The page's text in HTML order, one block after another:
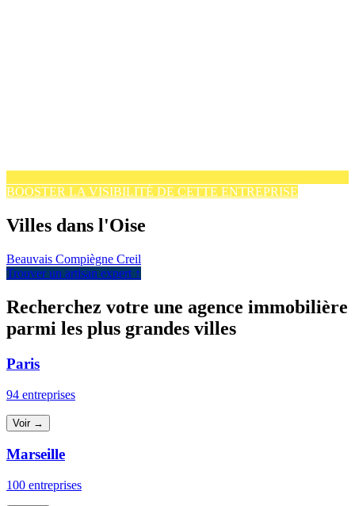
BOOSTER LA VISIBILITÉ DE CETTE ENTREPRISE
Villes dans l'Oise
Beauvais Compiègne Creil
Trouver un artisan expert ↑
Recherchez votre une agence immobilière
parmi les plus grandes villes
Paris
94 entreprises
Voir →
Marseille
100 entreprises